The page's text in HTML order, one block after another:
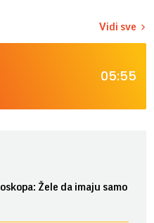
Vidi sve
05:55
Žele da imaju samo